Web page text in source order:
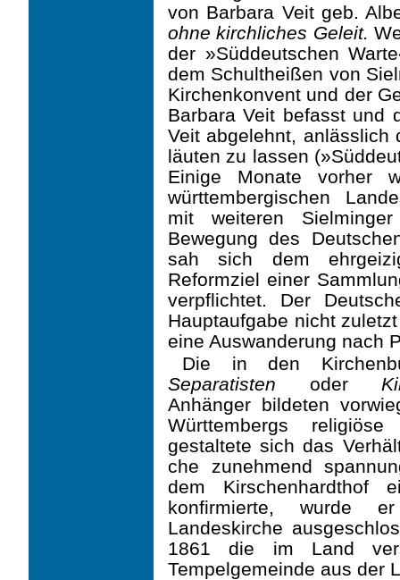
von Barbara Veit geb.
ohne kirchliches Geleit.
der »Süddeut­schen
dem Schultheißen von
Kirchenkonvent und der
Barbara Veit befasst und
Veit abgelehnt, anlässlich
läuten zu lassen
Einige Monate vorher
württembergischen
mit weiteren
Bewegung des
sah sich dem
Reformziel einer
verpflichtet. Der
Hauptaufgabe nicht
eine Auswanderung nach
Die in den
Separatisten oder
Anhänger bildeten
Württembergs
gestaltete sich das
che zunehmend
dem Kirschenhardthof
konfirmierte, wurde
Landeskirche
1861 die im Land
Tempelgemeinde aus der